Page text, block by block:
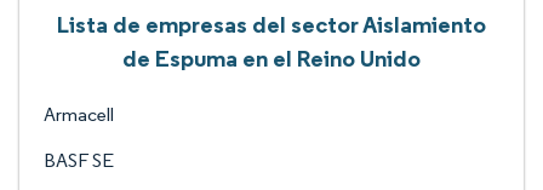
Lista de empresas del sector Aislamiento
de Espuma en el Reino Unido
Armacell
BASF SE